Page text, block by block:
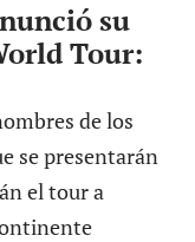
su
Tour:
de los
se presentarán
el tour a